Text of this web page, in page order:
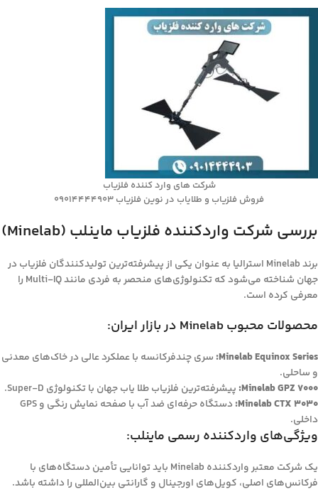
شرکت های وارد کننده فلزیاب
فروش فلزیاب و طلایاب در نوین فلزیاب 09014444903
بررسی شرکت واردکننده فلزیاب ماینلب (Minelab)
برند Minelab استرالیا به عنوان یکی از پیشرفته‌ترین تولیدکنندگان فلزیاب در
جهان شناخته می‌شود که تکنولوژی‌های منحصر به فردی مانند Multi-IQ را
معرفی کرده است.
محصولات محبوب Minelab در بازار ایران:
Minelab Equinox Series: سری چندفرکانسه با عملکرد عالی در خاک‌های معدنی
و ساحلی.
Minelab GPZ 7000: پیشرفته‌ترین فلزیاب طلا یاب جهان با تکنولوژی Super-D.
Minelab CTX 3030:
دستگاه حرفه‌ای ضد آب با صفحه نمایش رنگی و GPS
داخلی.
ویژگی‌های واردکننده رسمی ماینلب:
یک شرکت معتبر واردکننده Minelab باید توانایی تأمین دستگاه‌های با
فرکانس‌های اصلی، کویل‌های اورجینال و گارانتی بین‌المللی را داشته باشد.